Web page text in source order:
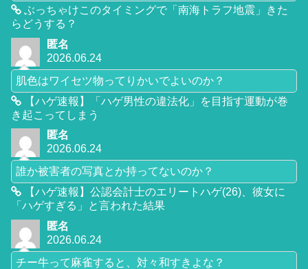
ぶっちゃけこのタイミングで「南海トラフ地震」きた
らどうする？
匿名
2026.06.24
肌色はワイセツ物ってりかいでよいのか？
【ハゲ速報】「ハゲ男性の違法化」を目指す運動が巻
き起こってしまう
匿名
2026.06.24
誰か被害者の写真とか持ってないのか？
【ハゲ速報】公認会計士のエリートハゲ(26)、彼女に
「ハゲすぎる」と言われた結果
匿名
2026.06.24
チー牛って麻雀すると、対々和すきよな？